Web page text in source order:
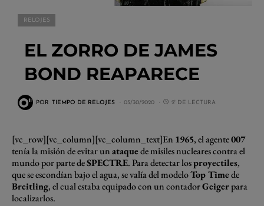
RELOJES
EL ZORRO DE JAMES
BOND REAPARECE
POR TIEMPO DE RELOJES 03/30/2020 2' DE LECTURA
[vc_row][vc_column][vc_column_text]En 1965, el agente007
tenía la misión de evitar unataquede misiles nucleares contra el
mundo por parte deSPECTRE. Para detectar losproyectiles,
que se escondían bajo el agua, se valía del modeloTop Timede
Breitling, el cual estaba equipado con un contadorGeigerpara
localizarlos.